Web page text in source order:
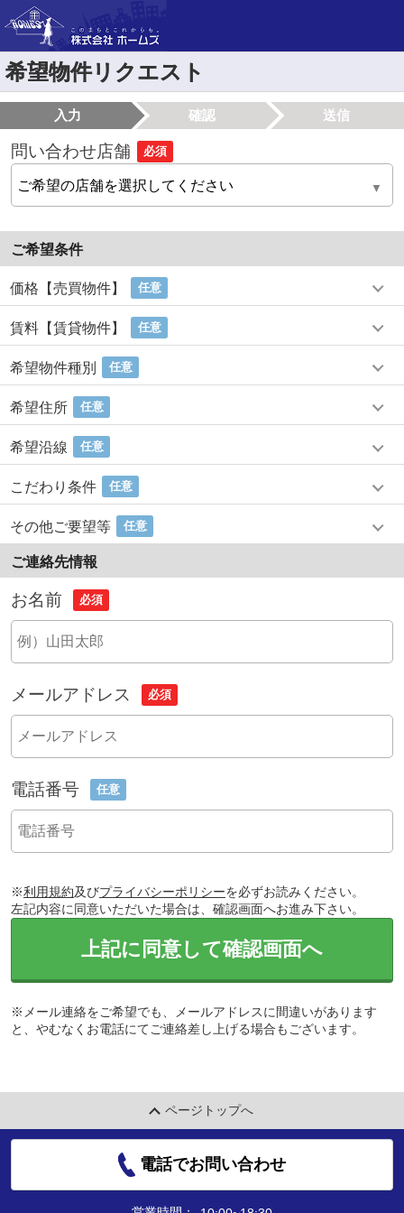
希望物件リクエスト
入力 確認 送信
問い合わせ店舗 必須
ご希望条件
価格【売買物件】 任意
賃料【賃貸物件】 任意
希望物件種別 任意
希望住所 任意
希望沿線 任意
こだわり条件 任意
その他ご要望等 任意
ご連絡先情報
お名前 必須
メールアドレス 必須
電話番号 任意
※利用規約及びプライバシーポリシーを必ずお読みください。
左記内容に同意いただいた場合は、確認画面へお進み下さい。
上記に同意して確認画面へ
※メール連絡をご希望でも、メールアドレスに間違いがあります
と、やむなくお電話にてご連絡差し上げる場合もございます。
ページトップへ
電話でお問い合わせ